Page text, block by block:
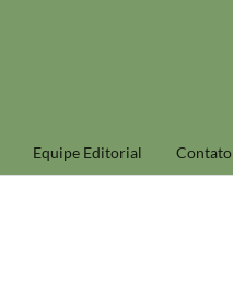
Equipe Editorial Contato